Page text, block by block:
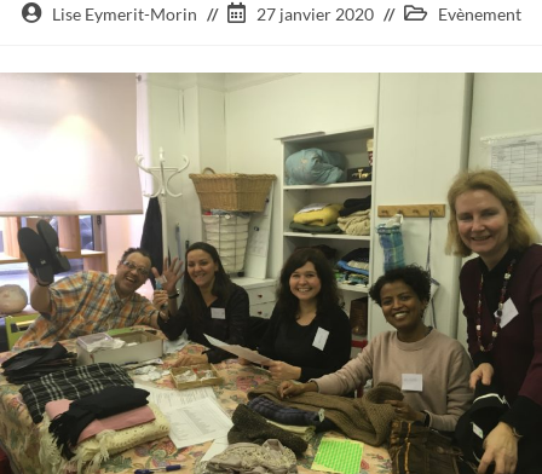
Auteur/autrice
publication :
Lise Eymerit-Morin
Post27 janvier 2020
Post Evènement